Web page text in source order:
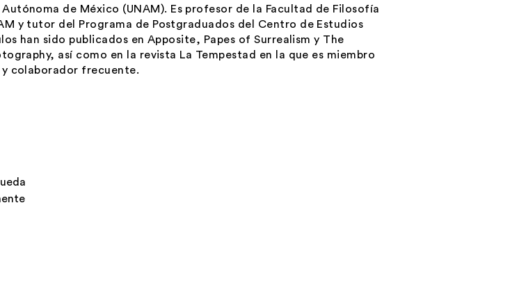
de México (UNAM). Es profesor de la Facultad de Filosofía
y tutor del Programa de Postgraduados del Centro de Estudios
han sido publicados enApposite, Papes of Surrealism y The
, así como en la revista La Tempestad en la que es miembro
colaborador frecuente.